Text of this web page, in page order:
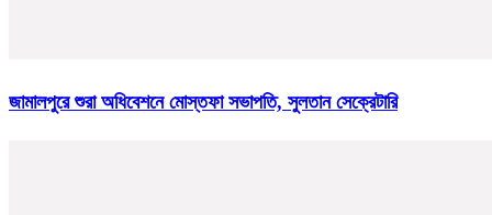
জামালপুরে শুরা অধিবেশনে মোস্তফা সভাপতি, সুলতান সেক্রেটারি